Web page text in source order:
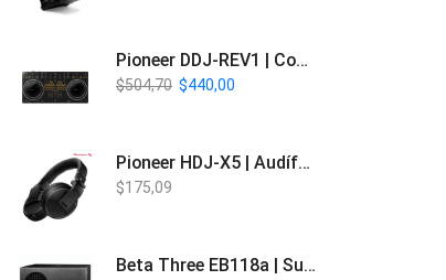
Pioneer DDJ-REV1 | Controlador DJ de 2 canales estilo Scratch
$504,70 $440,00
Pioneer HDJ-X5 | Audífonos para DJ
$175,09
Beta Three EB118a | Sub Bajo Activo